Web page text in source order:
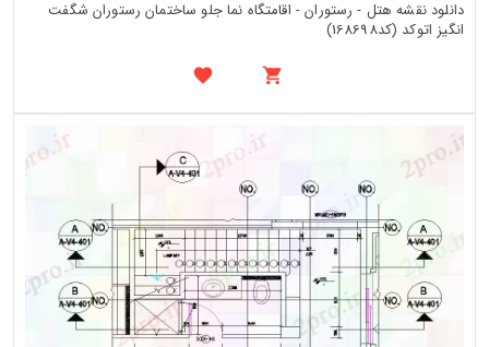
دانلود نقشه هتل - رستوران - اقامتگاه نما جلو ساختمان رستوران شگفت
انگیز اتوکد (کد168698)